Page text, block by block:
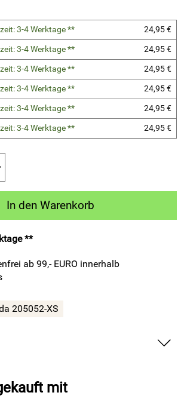
3-4 Werktage **
24,95 €
3-4 Werktage **
24,95 €
3-4 Werktage **
24,95 €
3-4 Werktage **
24,95 €
3-4 Werktage **
24,95 €
3-4 Werktage ** 24,95 €
In den Warenkorb
**
ab 99,- EURO innerhalb
205052-XS
für Training und Freizeit im
mit